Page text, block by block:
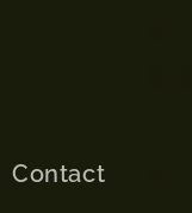
Contact